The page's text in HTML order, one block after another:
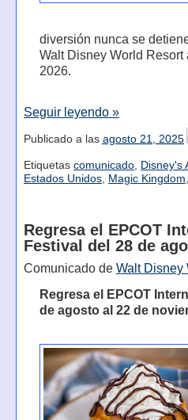
diversión nunca se
Walt Disney World
2026.
Seguir leyendo »
Publicado a las agosto 21, 2025
Etiquetas comunicado, Disney's
Estados Unidos, Magic Kingdom,
Regresa el EPCOT
Festival del 28 de
Comunicado de Walt Disney
Regresa el EPCOT
de agosto al 22 de